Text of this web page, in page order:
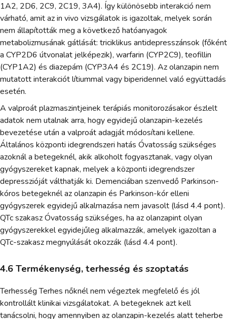
1A2, 2D6, 2C9, 2C19, 3A4). Így különösebb interakció nem
várható, amit az in vivo vizsgálatok is igazoltak, melyek során
nem állapították meg a következő hatóanyagok
metabolizmusának gátlását: triciklikus antidepresszánsok (főként
a CYP2D6 útvonalat jelképezik), warfarin (CYP2C9), teofillin
(CYP1A2) és diazepám (CYP3A4 és 2C19). Az olanzapin nem
mutatott interakciót lítiummal vagy biperidennel való együttadás
esetén.
A valproát plazmaszintjeinek terápiás monitorozásakor észlelt
adatok nem utalnak arra, hogy egyidejű olanzapin-kezelés
bevezetése után a valproát adagját módosítani kellene.
Általános központi idegrendszeri hatás Óvatosság szükséges
azoknál a betegeknél, akik alkoholt fogyasztanak, vagy olyan
gyógyszereket kapnak, melyek a központi idegrendszer
depresszióját válthatják ki. Demenciában szenvedő Parkinson-
kóros betegeknél az olanzapin és Parkinson-kór elleni
gyógyszerek egyidejű alkalmazása nem javasolt (lásd 4.4 pont).
QTc szakasz Óvatosság szükséges, ha az olanzapint olyan
gyógyszerekkel egyidejűleg alkalmazzák, amelyek igazoltan a
QTc-szakasz megnyúlását okozzák (lásd 4.4 pont).
4.6 Termékenység, terhesség és szoptatás
Terhesség Terhes nőknél nem végeztek megfelelő és jól
kontrollált klinikai vizsgálatokat. A betegeknek azt kell
tanácsolni, hogy amennyiben az olanzapin-kezelés alatt teherbe